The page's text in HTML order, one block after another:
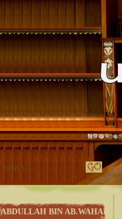
ABDULLAH BIN AB.WAHAB